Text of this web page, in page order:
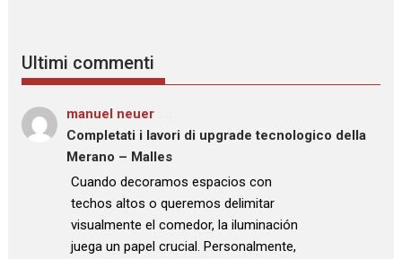
Ultimi commenti
manuel neuer
Completati i lavori di upgrade tecnologico della
Merano – Malles
: “
Cuando decoramos espacios con
techos altos o queremos delimitar
visualmente el comedor, la iluminación
juega un papel crucial. Personalmente,